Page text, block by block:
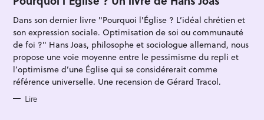
E
O
I
E
S
Dans son dernier livre "Pourquoi l'Église ? L’idéal chrétien et
son expression sociale. Optimisation de soi ou communauté
de foi ?" Hans Joas, philosophe et sociologue allemand, nous
propose une voie moyenne entre le pessimisme du repli et
l’optimisme d’une Église qui se considérerait comme
référence universelle. Une recension de Gérard Tracol.
Lire